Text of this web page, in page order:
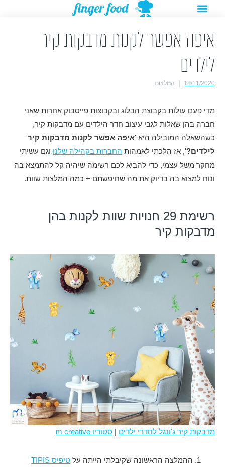
תפריט
איפה אפשר לקנות מדבקות קיר
לילדים
18/11/2020 המלצות
מדי פעם עולות בקבוצת הבלוג ובקבוצות פייסבוק אחרות שאני
חברה בהן שאלות לגבי עיצוב חדר הילדים עם מדבקות קיר,
כשהשאלה המובילה היא 'איפה אפשר לקנות מדבקות קיר
לילדים?', אז הלכתי לאמהות החברות בקהילה שלנו וגם עשיתי
מחקר משל עצמי, כדי להביא לכם רשימה שיהיה קל להתמצא בה
ונוח למצוא בה בדיוק את מה שחיפשתם + כמה המלצות שוות.
רשימת 29 חנויות שוות לקנות בהן
מדבקות קיר
מדבקות קיר ג'ונגל לחדרי ילדים סטודיו m creative
ההמלצה הראשונה שקיבלתי הייתה על טיפיס TIPIS